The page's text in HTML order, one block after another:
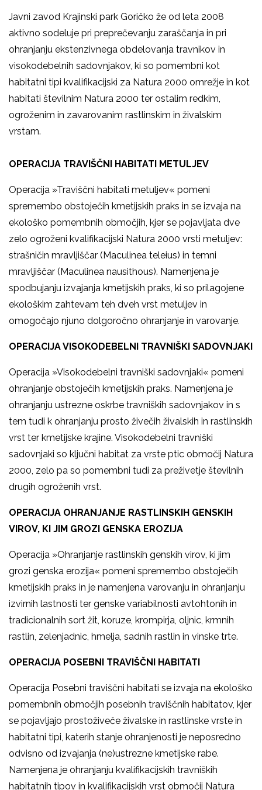
Javni zavod Krajinski park Goričko že od leta 2008
aktivno sodeluje pri preprečevanju zaraščanja in pri
ohranjanju ekstenzivnega obdelovanja travnikov in
visokodebelnih sadovnjakov, ki so pomembni kot
habitatni tipi kvalifikacijski za Natura 2000 omrežje in kot
habitati številnim Natura 2000 ter ostalim redkim,
ogroženim in zavarovanim rastlinskim in živalskim
vrstam.
OPERACIJA TRAVIŠČNI HABITATI METULJEV
Operacija »Traviščni habitati metuljev« pomeni
spremembo obstoječih kmetijskih praks in se izvaja na
ekološko pomembnih območjih, kjer se pojavljata dve
zelo ogroženi kvalifikacijski Natura 2000 vrsti metuljev:
strašničin mravljiščar (Maculinea teleius) in temni
mravljiščar (Maculinea nausithous). Namenjena je
spodbujanju izvajanja kmetijskih praks, ki so prilagojene
ekološkim zahtevam teh dveh vrst metuljev in
omogočajo njuno dolgoročno ohranjanje in varovanje.
OPERACIJA VISOKODEBELNI TRAVNIŠKI SADOVNJAKI
Operacija »Visokodebelni travniški sadovnjaki« pomeni
ohranjanje obstoječih kmetijskih praks. Namenjena je
ohranjanju ustrezne oskrbe travniških sadovnjakov in s
tem tudi k ohranjanju prosto živečih živalskih in rastlinskih
vrst ter kmetijske krajine. Visokodebelni travniški
sadovnjaki so ključni habitat za vrste ptic območij Natura
2000, zelo pa so pomembni tudi za preživetje številnih
drugih ogroženih vrst.
OPERACIJA OHRANJANJE RASTLINSKIH GENSKIH
VIROV, KI JIM GROZI GENSKA EROZIJA
Operacija »Ohranjanje rastlinskih genskih virov, ki jim
grozi genska erozija« pomeni spremembo obstoječih
kmetijskih praks in je namenjena varovanju in ohranjanju
izvirnih lastnosti ter genske variabilnosti avtohtonih in
tradicionalnih sort žit, koruze, krompirja, oljnic, krmnih
rastlin, zelenjadnic, hmelja, sadnih rastlin in vinske trte.
OPERACIJA POSEBNI TRAVIŠČNI HABITATI
Operacija Posebni traviščni habitati se izvaja na ekološko
pomembnih območjih posebnih traviščnih habitatov, kjer
se pojavljajo prostoživeče živalske in rastlinske vrste in
habitatni tipi, katerih stanje ohranjenosti je neposredno
odvisno od izvajanja (ne)ustrezne kmetijske rabe.
Namenjena je ohranjanju kvalifikacijskih travniških
habitatnih tipov in kvalifikacijskih vrst območij Natura